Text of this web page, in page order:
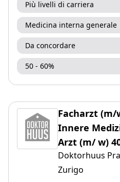
Più livelli di carriera
Medicina interna generale
Da concordare
50 - 60%
Facharzt
Innere
Arzt (m/ w)
Doktorhuus
Zurigo